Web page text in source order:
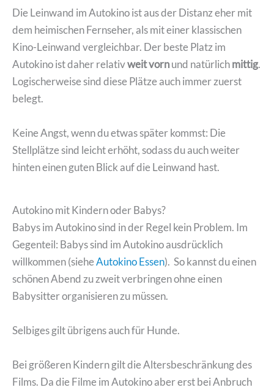
Die Leinwand im Autokino ist aus der Distanz eher mit
dem heimischen Fernseher, als mit einer klassischen
Kino-Leinwand vergleichbar. Der beste Platz im
Autokino ist daher relativweit vornund natürlichmittig.
Logischerweise sind diese Plätze auch immer zuerst
belegt.
Keine Angst, wenn du etwas später kommst: Die
Stellplätze sind leicht erhöht, sodass du auch weiter
hinten einen guten Blick auf die Leinwand hast.
Autokino mit Kindern oder Babys?
Babys im Autokino sind in der Regel kein Problem. Im
Gegenteil: Babys sind im Autokino ausdrücklich
willkommen (sieheAutokino Essen). So kannst du einen
schönen Abend zu zweit verbringen ohne einen
Babysitter organisieren zu müssen.
Selbiges gilt übrigens auch für Hunde.
Bei größeren Kindern gilt die Altersbeschränkung des
Films. Da die Filme im Autokino aber erst bei Anbruch